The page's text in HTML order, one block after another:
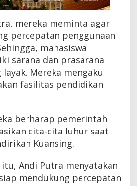
r
k
a
mereka meminta agar
percepatan penggunaan
mahasiswa
sarana dan prasarana
Mereka mengaku
fasilitas pendidikan
berharap pemerintah
cita-cita luhur saat
Kuansing.
Andi Putra menyatakan
mendukung percepatan